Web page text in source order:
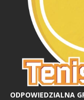
ODPOWIEDZIALNA